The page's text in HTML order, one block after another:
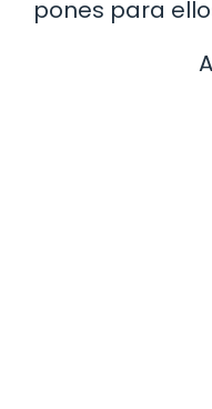
pones para